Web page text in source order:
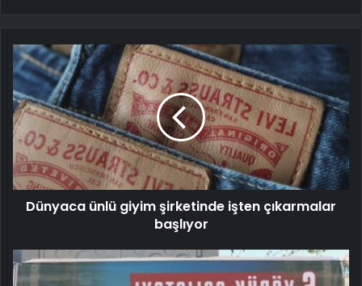
Dünyaca ünlü giyim şirketinde işten çıkarmalar
başlıyor